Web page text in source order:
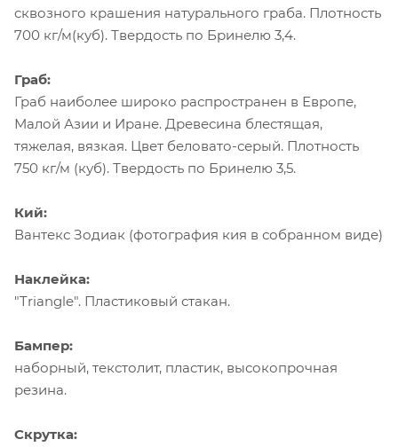
сквозного крашения натурального граба. Плотность
700 кг/м(куб). Твердость по Бринелю 3,4.
Граб:
Граб наиболее широко распространен в Европе,
Малой Азии и Иране. Древесина блестящая,
тяжелая, вязкая. Цвет беловато-серый. Плотность
750 кг/м (куб). Твердость по Бринелю 3,5.
Кий:
Вантекс Зодиак (фотография кия в собранном виде)
Наклейка:
"Triangle". Пластиковый стакан.
Бампер:
наборный, текстолит, пластик, высокопрочная
резина.
Скрутка: